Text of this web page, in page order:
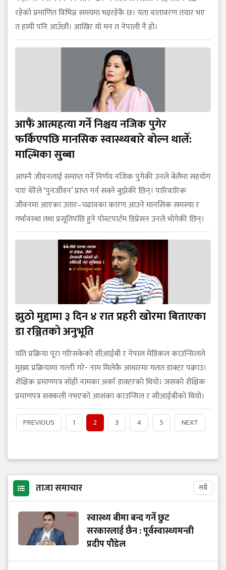
रहेको प्रमाणित विभिन्न समयमा भइरहेकै छ। यता वातावरण तयार भए
त हामी पनि आउँछौं। आखिर यो मन त नेपाली नै हो।
आफैं आत्महत्या गर्ने निश्चय नजिक पुगेर
फर्किएपछि मानसिक स्वास्थ्यबारे बोल्न थालेँ:
माल्भिका सुब्बा
आफ्नै जीवनलाई समाप्त गर्ने निर्णय नजिक पुगेकी उनले बेलैमा सहयोग
पाए धेरैले ‘पुनर्जीवन’ प्राप्त गर्न सक्ने बुझेकी छिन्। पारिवारिक
जीवनमा आएका उतार–चढावका कारण आउने मानसिक समस्या र
गर्भावस्था तथा प्रसूतिपछि हुने पोस्टपार्टम डिप्रेसन उनले भोगेकी छिन्।
झुठो मुद्दामा ३ दिन ४ रात प्रहरी खोरमा बिताएका
डा रञ्जितको अनुभूति
यति प्रक्रिया पूरा गरिसकेको सीआईबी र नेपाल मेडिकल काउन्सिलले
मुख्य प्रक्रियामा गल्ती गरे- नाम मिलेकै आधारमा गलत डाक्टर पक्राउ।
शैक्षिक प्रमाणपत्र सोही नामका अर्का डाक्टरको थियो। जसको शैक्षिक
प्रमाणपत्र सक्कली नभएको आशंका काउन्सिल र सीआईबीको थियो।
PREVIOUS 1 2 3 4 5 NEXT
ताजा समाचार सबै
स्वास्थ्य बीमा बन्द गर्ने छुट
सरकारलाई छैन : पूर्वस्वास्थ्यमन्त्री
प्रदीप पौडेल